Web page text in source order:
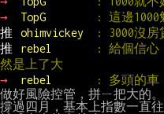
→
TopG
: 這邊1000
推
ohimvickey
: 3000沒房
推
rebel
: 給個信心
然是上了大
→
rebel
: 多頭的車
做好風險控管，拼ㄧ把大的。
撐過四月，基本上指數一直往